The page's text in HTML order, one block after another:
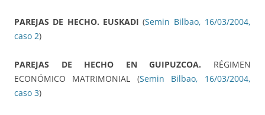
PAREJAS DE HECHO. EUSKADI (Semin Bilbao, 16/03/2004,
caso 2)
PAREJAS DE HECHO EN GUIPUZCOA. RÉGIMEN
ECONÓMICO MATRIMONIAL (Semin Bilbao, 16/03/2004,
caso 3)